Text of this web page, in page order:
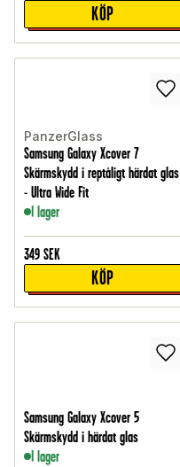
KÖP
PanzerGlass
Samsung Galaxy Xcover 7
Skärmskydd i reptåligt härdat glas
- Ultra Wide Fit
I lager
349 SEK
KÖP
Samsung Galaxy Xcover 5
Skärmskydd i härdat glas
I lager